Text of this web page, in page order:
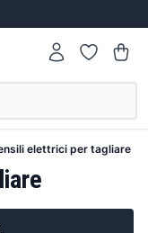
elettrici per tagliare